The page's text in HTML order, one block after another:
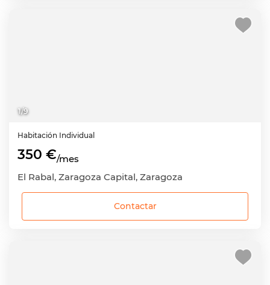
1/9
Habitación Individual
350 €/mes
El Rabal, Zaragoza Capital, Zaragoza
Contactar